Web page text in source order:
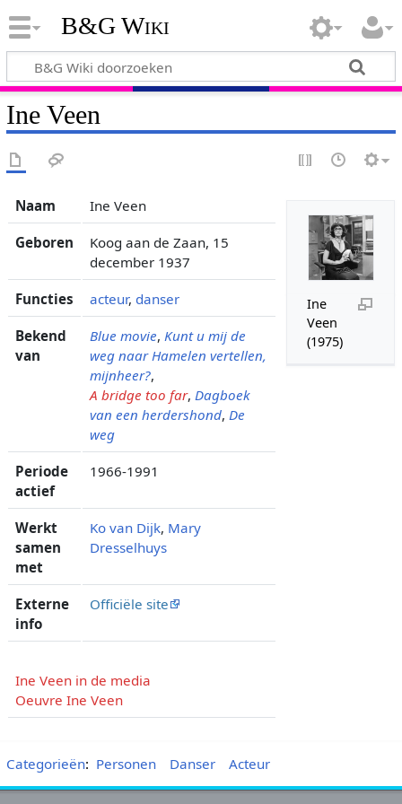
B&G Wiki
Ine Veen
Ine
Veen
(1975)
Naam Ine Veen
Geboren
Koog aan de Zaan, 15
december 1937
Functies acteur, danser
Bekend
van
Blue movie, Kunt u mij de
weg naar Hamelen vertellen,
mijnheer?,
A bridge too far, Dagboek
van een herdershond, De
weg
Periode
actief
1966-1991
Werkt
samen
met
Ko van Dijk, Mary
Dresselhuys
Externe
info
Officiële site
Ine Veen in de media
Oeuvre Ine Veen
Categorieën: Personen Danser Acteur